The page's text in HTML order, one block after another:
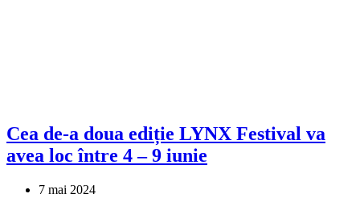
Cea de-a doua ediție LYNX Festival va
avea loc între 4 – 9 iunie
7 mai 2024